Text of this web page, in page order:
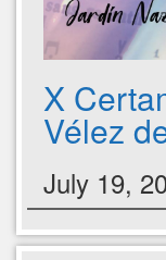
X
Vélez
July 19,